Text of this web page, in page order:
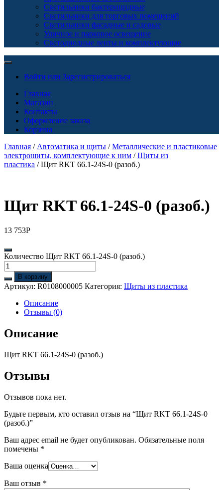
Светильники бактерицидные
Светильники для торговых помещений
Светильники фасадные и садовые
Уличное и парковое освещение
Светодиодные ленты и комплектующие
Войти или Зарегистрироваться
Главная
Магазин
Контакты
Оформление заказа
Корзина
Главная / Автоматика и щиты /Металлические и пластиковые
электрощиты, комплектующие к ним /Щиты из
пластика / Щит RKT 66.1-24S-0 (разоб.)
Щит RKT 66.1-24S-0 (разоб.)
13 753Р
Количество Щит RKT 66.1-24S-0 (разоб.)
В корзину
Артикул: R0108000005 Категория: Щиты из пластика
Описание
Отзывы (0)
Описание
Щит RKT 66.1-24S-0 (разоб.)
Отзывы
Отзывов пока нет.
Будьте первым, кто оставил отзыв на “Щит RKT 66.1-24S-0
(разоб.)”
Ваш адрес email не будет опубликован. Обязательные поля
помечены *
Ваша оценка
Ваш отзыв *